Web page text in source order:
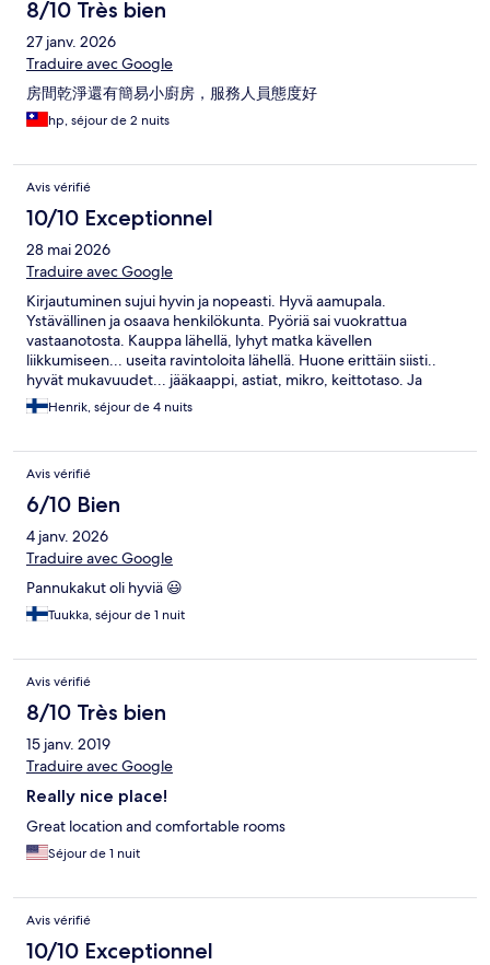
8/10 Très bien
27 janv. 2026
Traduire avec Google
房間乾淨還有簡易小廚房，服務人員態度好
hp, séjour de 2 nuits
Avis vérifié
10/10 Exceptionnel
28 mai 2026
Traduire avec Google
Kirjautuminen sujui hyvin ja nopeasti. Hyvä aamupala.
Ystävällinen ja osaava henkilökunta. Pyöriä sai vuokrattua
vastaanotosta. Kauppa lähellä, lyhyt matka kävellen
liikkumiseen... useita ravintoloita lähellä. Huone erittäin siisti..
hyvät mukavuudet... jääkaappi, astiat, mikro, keittotaso. Ja
sauna.👍
Henrik, séjour de 4 nuits
Avis vérifié
6/10 Bien
4 janv. 2026
Traduire avec Google
Pannukakut oli hyviä 😃
Tuukka, séjour de 1 nuit
Avis vérifié
8/10 Très bien
15 janv. 2019
Traduire avec Google
Really nice place!
Great location and comfortable rooms
Séjour de 1 nuit
Avis vérifié
10/10 Exceptionnel